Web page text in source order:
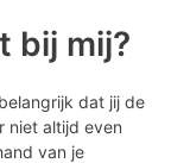
bij mij?
dat jij de
niet altijd even
van je